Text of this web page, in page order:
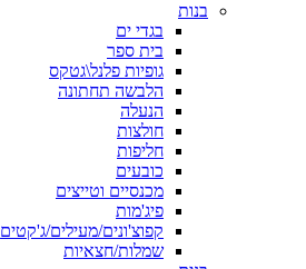
בנות
בגדי ים
בית ספר
גופיות פלנל\גטקס
הלבשה תחתונה
הנעלה
חולצות
חליפות
כובעים
מכנסיים וטייצים
פיג'מות
קפוצ'ונים/מעילים/ג'קטים
שמלות/חצאיות